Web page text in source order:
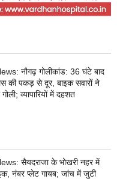
नौगढ़ गोलीकांड: 36 घंटे बाद
की पकड़ से दूर, बाइक सवारों ने
व्यापारियों में दहशत
सैयदराजा के भोखरी नहर में
नंबर प्लेट गायब; जांच में जुटी